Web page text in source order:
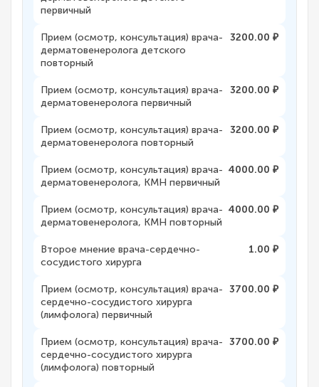
первичный
Прием (осмотр, консультация) врача-
дерматовенеролога детского
повторный
3200.00 ₽
Прием (осмотр, консультация) врача-
дерматовенеролога первичный
3200.00 ₽
Прием (осмотр, консультация) врача-
дерматовенеролога повторный
3200.00 ₽
Прием (осмотр, консультация) врача-
дерматовенеролога, КМН первичный
4000.00 ₽
Прием (осмотр, консультация) врача-
дерматовенеролога, КМН повторный
4000.00 ₽
Второе мнение врача-сердечно-
сосудистого хирурга
1.00 ₽
Прием (осмотр, консультация) врача-
сердечно-сосудистого хирурга
(лимфолога) первичный
3700.00 ₽
Прием (осмотр, консультация) врача-
сердечно-сосудистого хирурга
(лимфолога) повторный
3700.00 ₽